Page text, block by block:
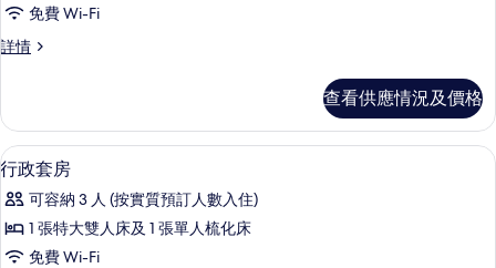
的
相
免費 Wi-Fi
詳情
Handicap
查看供應情況及價格
載
入
所
有
高級寢具、Select Comfort 床墊、房
9
行政套房
可容納 3 人 (按實質預訂人數入住)
1 張特大雙人床及 1 張單人梳化床
免費 Wi-Fi